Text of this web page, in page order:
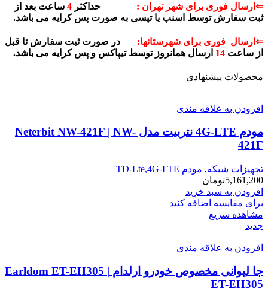
⇐ارسال فوری برای شهر تهران : حداکثر 4 ساعت بعد از
ثبت سفارش توسط اسنپ یا تپسی به صورت پس کرایه می باشد.
⇐ارسال فوری برای شهرستانها: در صورت ثبت سفارش تا قبل
از ساعت 14 ارسال همانروز توسط تیپاکس و پس کرایه می باشد.
محصولات پیشنهادی
افزودن به علاقه مندی
مودم 4G-LTE نتربیت مدل Neterbit NW-421F | NW-
421F
تجهیزات شبکه, مودم TD-Lte,4G-LTE
5,161,200تومان
افزودن به سبد خرید
برای مقایسه اضافه کنید
مشاهده سریع
جدید
افزودن به علاقه مندی
جا لیوانی مخصوص خودرو ارلدام Earldom ET-EH305 |
ET-EH305